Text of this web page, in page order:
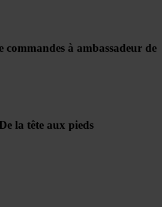
commandes à ambassadeur de
la tête aux pieds